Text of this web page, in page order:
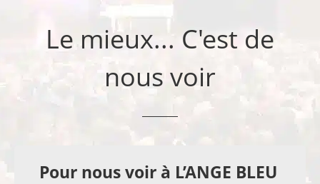
Le mieux... C'est de
nous voir
Pour nous voir à L’ANGE BLEU